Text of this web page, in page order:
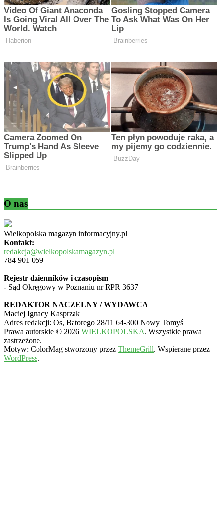
O nas
Wielkopolska magazyn informacyjny.pl
Kontakt:
redakcja@wielkopolskamagazyn.pl
784 901 059
Rejestr dzienników i czasopism
- Sąd Okręgowy w Poznaniu nr RPR 3637
REDAKTOR NACZELNY / WYDAWCA
Maciej Ignacy Kasprzak
Adres redakcji: Os, Batorego 28/11 64-300 Nowy Tomyśl
Prawa autorskie © 2026 WIELKOPOLSKA. Wszystkie prawa
zastrzeżone.
Motyw: ColorMag stworzony przez ThemeGrill. Wspierane przez
WordPress.